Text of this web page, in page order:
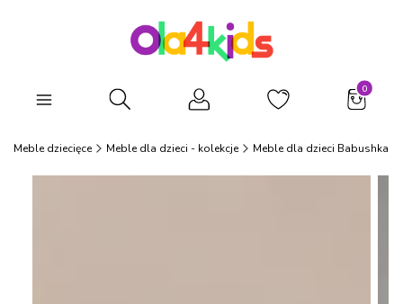
Otwórz wyszukiwarkę
Meble dziecięce Meble dla dzieci - kolekcje Meble dla dzieci Babushka